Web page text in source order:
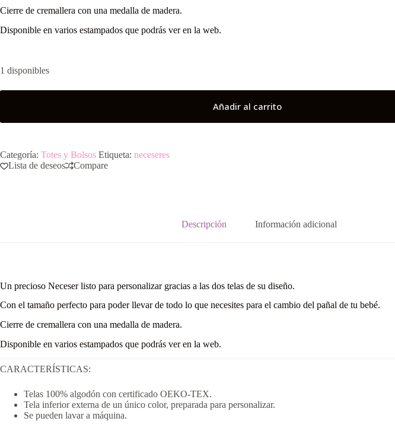
Cierre de cremallera con una medalla de madera.
Disponible en varios estampados que podrás ver en la web.
1 disponibles
Añadir al carrito
Categoría: Totes y Bolsos Etiqueta: neceseres
Lista de deseos
Compare
Descripción Información adicional
Un precioso Neceser listo para personalizar gracias a las dos telas de su diseño.
Con el tamaño perfecto para poder llevar de todo lo que necesites para el cambio del pañal de tu bebé.
Cierre de cremallera con una medalla de madera.
Disponible en varios estampados que podrás ver en la web.
CARACTERÍSTICAS:
Telas 100% algodón con certificado OEKO-TEX.
Tela inferior externa de un único color, preparada para personalizar.
Se pueden lavar a máquina.